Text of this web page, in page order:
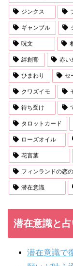
ジンクス
ギャンブル
呪文
絆創膏 赤い
ひまわり セ
クワズイモ
待ち受け
タロットカード
ローズオイル
花言葉
フィンランドの恋
潜在意識
潜在意識と
潜在意識で